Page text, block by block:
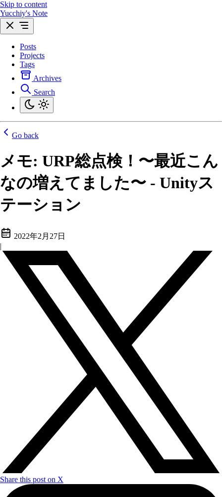
Skip to content
Yucchiy's Note
Posts
Projects
Tags
Archives
Search
Go back
メモ: URP総点検！〜最近こん
なの増えてました〜 - Unityス
テーション
2022年2月27日
|
Share this post on X